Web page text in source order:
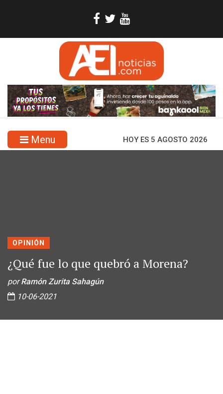
Menu HOY ES 5 AGOSTO 2026
OPINIÓN
¿Qué fue lo que quebró a Morena?
porRamón Zurita Sahagún
10-06-2021